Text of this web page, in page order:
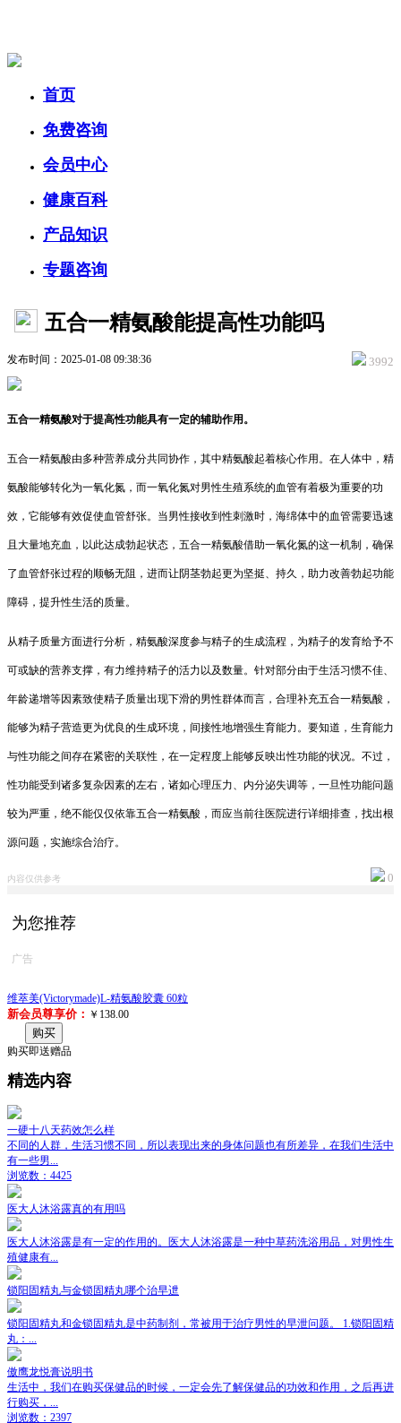
首页
免费咨询
会员中心
健康百科
产品知识
专题咨询
五合一精氨酸能提高性功能吗
发布时间：2025-01-08 09:38:36 3992
五合一精氨酸对于提高性功能具有一定的辅助作用。
五合一精氨酸由多种营养成分共同协作，其中精氨酸起着核心作用。在人体中，精
氨酸能够转化为一氧化氮，而一氧化氮对男性生殖系统的血管有着极为重要的功
效，它能够有效促使血管舒张。当男性接收到性刺激时，海绵体中的血管需要迅速
且大量地充血，以此达成勃起状态，五合一精氨酸借助一氧化氮的这一机制，确保
了血管舒张过程的顺畅无阻，进而让阴茎勃起更为坚挺、持久，助力改善勃起功能
障碍，提升性生活的质量。
从精子质量方面进行分析，精氨酸深度参与精子的生成流程，为精子的发育给予不
可或缺的营养支撑，有力维持精子的活力以及数量。针对部分由于生活习惯不佳、
年龄递增等因素致使精子质量出现下滑的男性群体而言，合理补充五合一精氨酸，
能够为精子营造更为优良的生成环境，间接性地增强生育能力。要知道，生育能力
与性功能之间存在紧密的关联性，在一定程度上能够反映出性功能的状况。不过，
性功能受到诸多复杂因素的左右，诸如心理压力、内分泌失调等，一旦性功能问题
较为严重，绝不能仅仅依靠五合一精氨酸，而应当前往医院进行详细排查，找出根
源问题，实施综合治疗。
内容仅供参考 0
为您推荐
广告
维萃美(Victorymade)L-精氨酸胶囊 60粒
新会员尊享价： ￥138.00
购买
购买即送赠品
精选内容
一硬十八天药效怎么样
不同的人群，生活习惯不同，所以表现出来的身体问题也有所差异，在我们生活中
有一些男...
浏览数：4425
医大人沐浴露真的有用吗
医大人沐浴露是有一定的作用的。医大人沐浴露是一种中草药洗浴用品，对男性生
殖健康有...
锁阳固精丸与金锁固精丸哪个治早迣
锁阳固精丸和金锁固精丸是中药制剂，常被用于治疗男性的早泄问题。 1.锁阳固精
丸：...
傲鹰龙悦膏说明书
生活中，我们在购买保健品的时候，一定会先了解保健品的功效和作用，之后再进
行购买，...
浏览数：2397